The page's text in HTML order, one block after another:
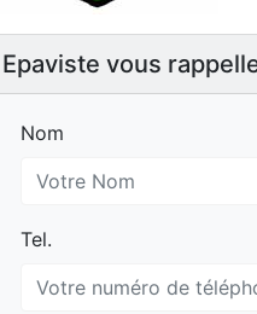
Epaviste vous
Nom
Nom
Tel.
Tel.